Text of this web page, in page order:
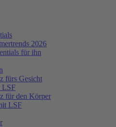
2026
für ihn
fürs Gesicht
LSF
für den Körper
LSF